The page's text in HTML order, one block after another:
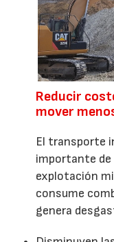
Reducir
mover
El transporte
importante de
explotación
consume
genera